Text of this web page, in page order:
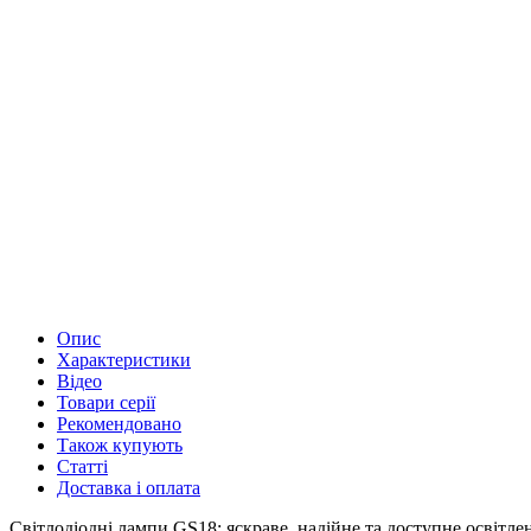
Опис
Характеристики
Відео
Товари серії
Рекомендовано
Також купують
Статті
Доставка і оплата